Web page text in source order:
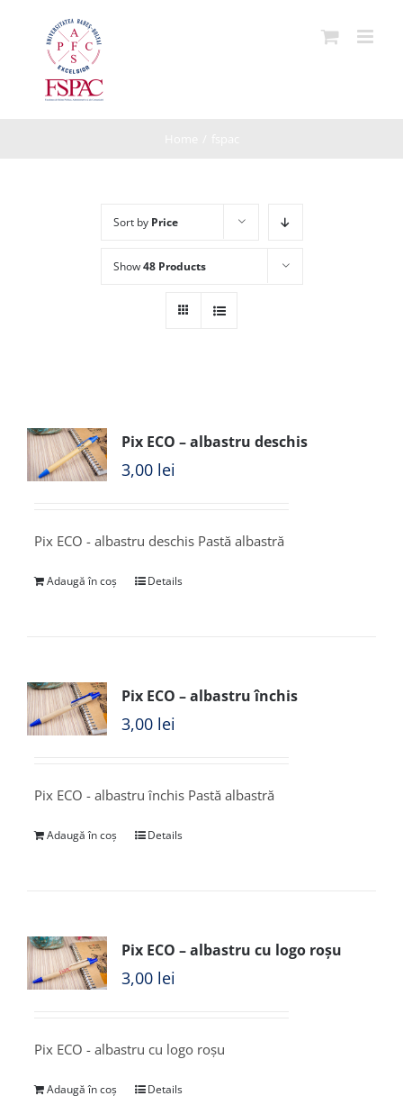
Sort by Price
Show48 Products
Pix ECO – albastru deschis
3,00 lei
Pix ECO - albastru deschis Pastă albastră
Adaugă în coș Details
Pix ECO – albastru închis
3,00 lei
Pix ECO - albastru închis Pastă albastră
Adaugă în coș Details
Pix ECO – albastru cu logo roșu
3,00 lei
Pix ECO - albastru cu logo roșu
Adaugă în coș Details